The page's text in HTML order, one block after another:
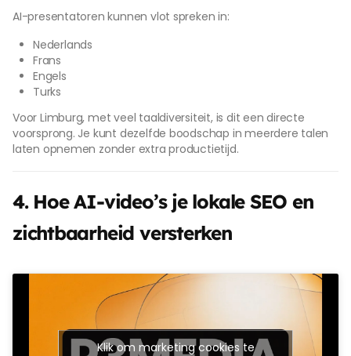
AI-presentatoren kunnen vlot spreken in:
Nederlands
Frans
Engels
Turks
Voor Limburg, met veel taaldiversiteit, is dit een directe
voorsprong. Je kunt dezelfde boodschap in meerdere talen
laten opnemen zonder extra productietijd.
4. Hoe AI-video’s je lokale SEO en
zichtbaarheid versterken
Klik om marketing cookies te